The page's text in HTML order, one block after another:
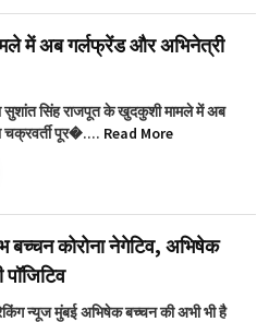
में अब गर्लफ्रेंड और अभिनेत्री
सिंह राजपूत के खुदकुशी मामले में अब
चक्रवर्ती पूर�.... Read More
बच्चन कोरोना नेगेटिव, अभिषेक
पॉजिटिव
न्यूज मुंबई अभिषेक बच्चन की अभी भी है